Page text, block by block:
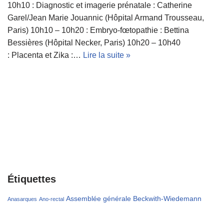
10h10 : Diagnostic et imagerie prénatale : Catherine
Garel/Jean Marie Jouannic (Hôpital Armand Trousseau,
Paris) 10h10 – 10h20 : Embryo-fœtopathie : Bettina
Bessières (Hôpital Necker, Paris) 10h20 – 10h40
: Placenta et Zika :… Lire la suite »
Étiquettes
Anasarques Ano-rectal Assemblée générale Beckwith-Wiedemann